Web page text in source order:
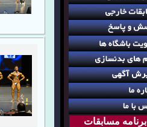
برنامه مسابقات